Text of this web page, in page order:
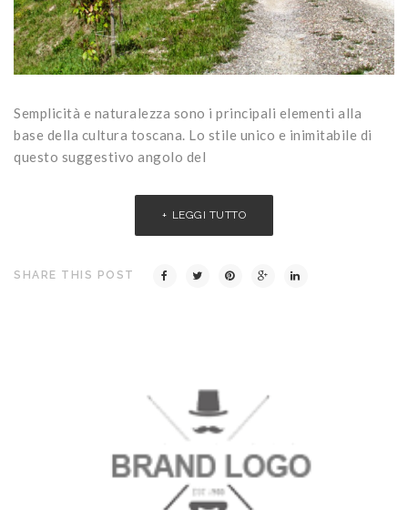
Semplicità e naturalezza sono i principali elementi alla
base della cultura toscana. Lo stile unico e inimitabile di
questo suggestivo angolo del
LEGGI TUTTO
SHARE THIS POST